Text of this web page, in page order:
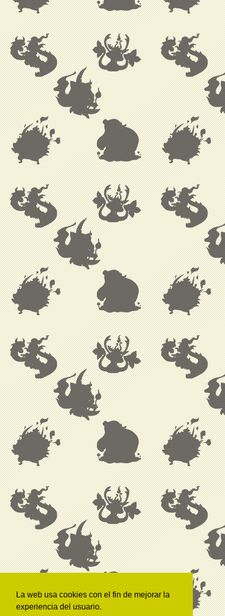
La web usa cookies con el fin de mejorar la
experiencia del usuario.